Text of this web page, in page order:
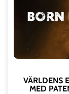
VÄRLDENS
MED